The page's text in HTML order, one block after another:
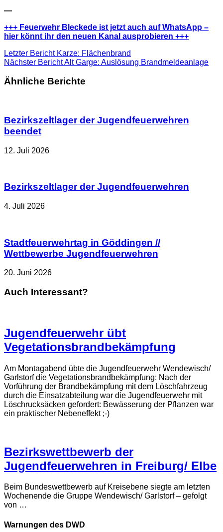
—
+++ Feuerwehr Bleckede ist jetzt auch auf WhatsApp –
hier könnt ihr den neuen Kanal ausprobieren +++
Letzter BerichtKarze: Flächenbrand
Nächster BerichtAlt Garge: Auslösung Brandmeldeanlage
Ähnliche Berichte
Bezirkszeltlager der Jugendfeuerwehren
beendet
12. Juli 2026
Bezirkszeltlager der Jugendfeuerwehren
4. Juli 2026
Stadtfeuerwehrtag in Göddingen //
Wettbewerbe Jugendfeuerwehren
20. Juni 2026
Auch Interessant?
Jugendfeuerwehr übt
Vegetationsbrandbekämpfung
Am Montagabend übte die Jugendfeuerwehr Wendewisch/
Garlstorf die Vegetationsbrandbekämpfung: Nach der
Vorführung der Brandbekämpfung mit dem Löschfahrzeug
durch die Einsatzabteilung war die Jugendfeuerwehr mit
Löschrucksäcken gefordert: Bewässerung der Pflanzen war
ein praktischer Nebeneffekt ;-)
Bezirkswettbewerb der
Jugendfeuerwehren in Freiburg/ Elbe
Beim Bundeswettbewerb auf Kreisebene siegte am letzten
Wochenende die Gruppe Wendewisch/ Garlstorf – gefolgt
von …
Warnungen des DWD